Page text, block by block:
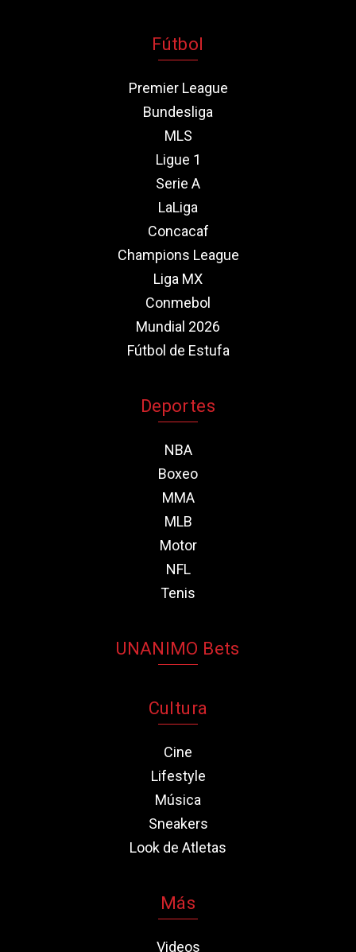
Fútbol
Premier League
Bundesliga
MLS
Ligue 1
Serie A
LaLiga
Concacaf
Champions League
Liga MX
Conmebol
Mundial 2026
Fútbol de Estufa
Deportes
NBA
Boxeo
MMA
MLB
Motor
NFL
Tenis
UNANIMO Bets
Cultura
Cine
Lifestyle
Música
Sneakers
Look de Atletas
Más
Videos